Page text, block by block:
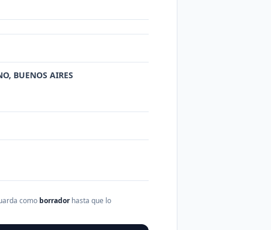
BUENOS AIRES
como borradorhasta que lo